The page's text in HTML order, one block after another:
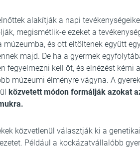
alakítják a napi
megismétlik-e ezeket a
és ott eltöltenek együtt
majd. De ha a gyermek
fegyelmezni kell őt, és elnézést kérni
múzeumi élményre vágyna. A
közvetett módon formálják azokat
közvetlenül választják ki a genetikai
Például a kockázatvállalóbb